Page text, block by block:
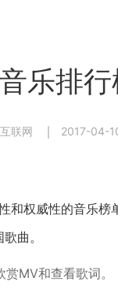
乐排行
联网 2017-04-
和权威性的音乐
曲。
MV和查看歌词。